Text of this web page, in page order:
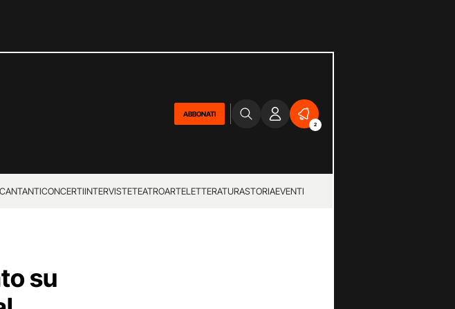
ABBONATI
2
CANTANTICONCERTIINTERVISTETEATROARTELETTERATURASTORIAEVENTI
su